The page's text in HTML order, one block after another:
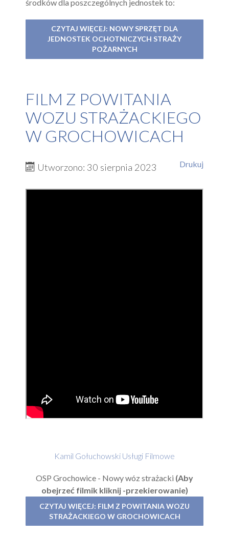
środków dla poszczególnych jednostek to:
CZYTAJ WIĘCEJ: NOWY SPRZĘT DLA
JEDNOSTEK OCHOTNICZYCH STRAŻY
POŻARNYCH
FILM Z POWITANIA
WOZU STRAŻACKIEGO
W GROCHOWICACH
Drukuj
Utworzono: 30 sierpnia 2023
Kamil Gołuchowski Usługi Filmowe
OSP Grochowice - Nowy wóz strażacki (Aby
obejrzeć filmik kliknij -przekierowanie)
CZYTAJ WIĘCEJ: FILM Z POWITANIA WOZU
STRAŻACKIEGO W GROCHOWICACH